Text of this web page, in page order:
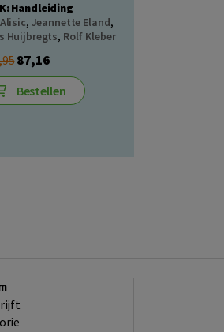
Handleiding
, Jeannette Eland,
Huijbregts, Rolf Kleber
87,16
Bestellen